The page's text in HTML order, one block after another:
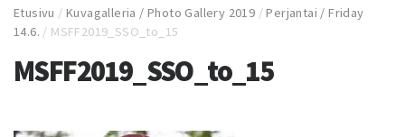
Etusivu /Kuvagalleria / Photo Gallery 2019 /Perjantai / Friday
14.6. / MSFF2019_SSO_to_15
MSFF2019_SSO_to_15